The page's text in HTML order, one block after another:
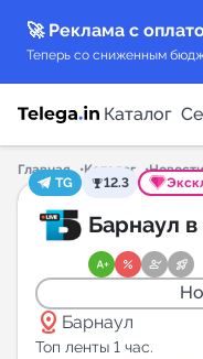
🚀 Реклама с
Теперь со сниженным
Каталог
Каталог каналов
Каталог ботов
Горящие
Главная Каталог
TG
12.3
Барнаул
distance Барнаул
Топ ленты 1 час.